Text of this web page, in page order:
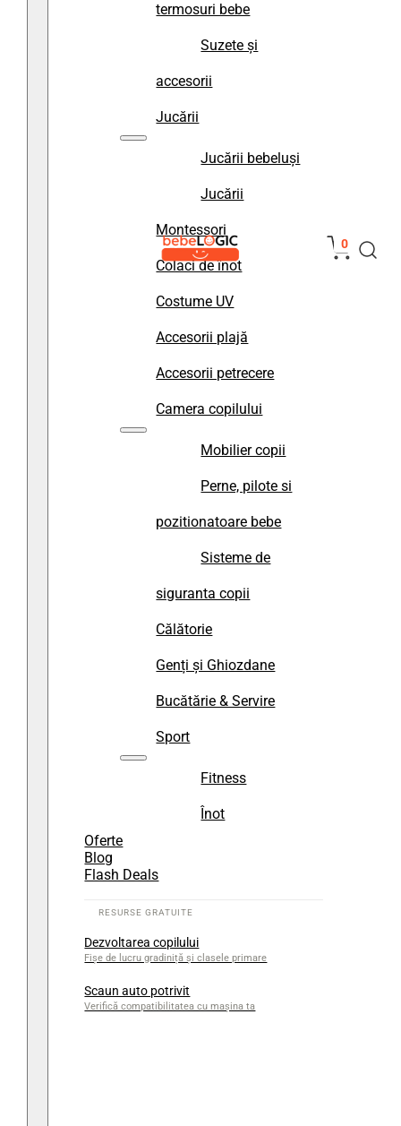
termosuri bebe
Suzete și
accesorii
Jucării
Jucării bebeluși
Jucării
Montessori
Colaci de înot
Costume UV
Accesorii plajă
Accesorii petrecere
Camera copilului
Mobilier copii
Perne, pilote si
pozitionatoare bebe
Sisteme de
siguranta copii
Călătorie
Genți și Ghiozdane
Bucătărie & Servire
Sport
Fitness
Înot
Oferte
Blog
Flash Deals
Dezvoltarea copilului
Fișe de lucru gradiniță și clasele primare
Scaun auto potrivit
Verifică compatibilitatea cu mașina ta
0